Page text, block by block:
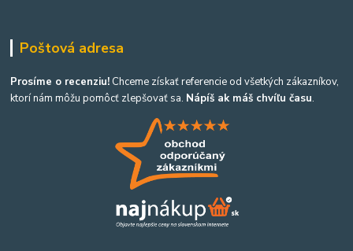
Poštová adresa
Prosíme o recenziu! Chceme získať referencie od všetkých zákazníkov,
ktorí nám môžu pomôcť zlepšovať sa. Nápíš ak máš chvíľu času.